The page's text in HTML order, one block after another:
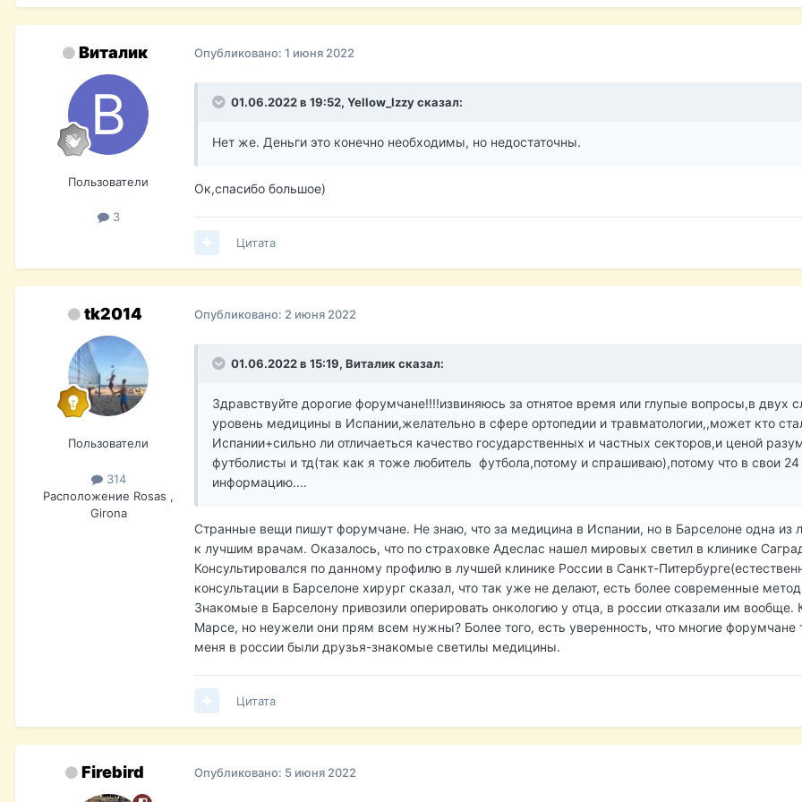
Виталик
Пользователи
3
Опубликовано: 1 июня 2022
01.06.2022 в 19:52, Yellow_Izzyсказал:
Нет же. Деньги это конечно необходимы, но недостаточны.
Ок,спасибо большое)
Цитата
tk2014
Пользователи
314
Расположение Rosas ,
Girona
Опубликовано: 2 июня 2022
01.06.2022 в 15:19, Виталиксказал:
Здравствуйте дорогие форумчане!!!!извиняюсь за отнятое время или глупые вопросы,в двух
уровень медицины в Испании,желательно в сфере ортопедии и травматологии,,может кто
Испании+сильно ли отличаеться качество государственных и частных секторов,и ценой
футболисты и тд(так как я тоже любитель футбола,потому и спрашиваю),потому что в свои
информацию....
Странные вещи пишут форумчане. Не знаю, что за медицина в Испании, но в Барселоне одна из
к лучшим врачам. Оказалось, что по страховке Адеслас нашел мировых светил в клинике
Консультировался по данному профилю в лучшей клинике России в Санкт-
консультации в Барселоне хирург сказал, что так уже не делают, есть более современные
Знакомые в Барселону привозили оперировать онкологию у отца, в россии отказали им
Марсе, но неужели они прям всем нужны? Более того, есть уверенность, что многие форумчане
меня в россии были друзья-знакомые светилы медицины.
Цитата
Firebird Опубликовано: 5 июня 2022